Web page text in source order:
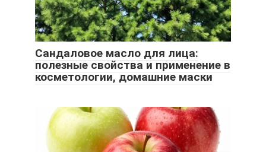
Сандаловое масло для лица:
полезные свойства и применение в
косметологии, домашние маски